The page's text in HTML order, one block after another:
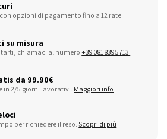
con opzioni di pagamento fino a 12 rate
su misura
chiamaci al numero+39 081 8395713
da 99.90€
in 2/5 giorni lavorativi. Maggiori info
per richiedere il reso. Scopri di più